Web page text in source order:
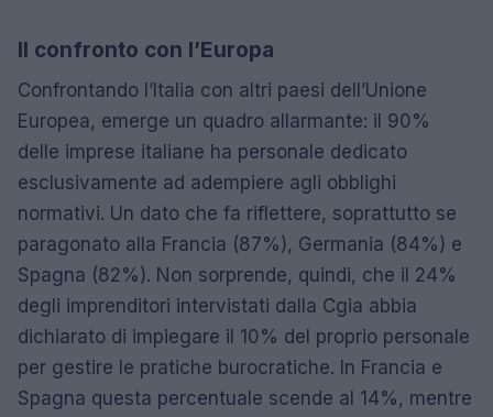
Il confronto con l’Europa
Confrontando l’Italia con altri paesi dell’Unione
Europea, emerge un quadro allarmante: il 90%
delle imprese italiane ha personale dedicato
esclusivamente ad adempiere agli obblighi
normativi. Un dato che fa riflettere, soprattutto se
paragonato alla Francia (87%), Germania (84%) e
Spagna (82%). Non sorprende, quindi, che il 24%
degli imprenditori intervistati dalla Cgia abbia
dichiarato di impiegare il 10% del proprio personale
per gestire le pratiche burocratiche. In Francia e
Spagna questa percentuale scende al 14%, mentre